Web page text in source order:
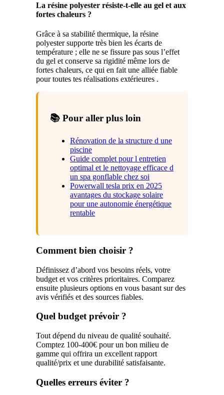
La résine polyester résiste-t-elle au gel et aux
fortes chaleurs ?
Grâce à sa stabilité thermique, la résine
polyester supporte très bien les écarts de
température ; elle ne se fissure pas sous l’effet
du gel et conserve sa rigidité même lors de
fortes chaleurs, ce qui en fait une alliée fiable
pour toutes tes réalisations extérieures .
📚 Pour aller plus loin
Rénovation de la structure d une
piscine
Guide complet pour l entretien
optimal et le nettoyage efficace d
un spa gonflable chez soi
Powerwall tesla prix en 2025
avantages du stockage solaire
pour une autonomie énergétique
rentable
Comment bien choisir ?
Définissez d’abord vos besoins réels, votre
budget et vos critères prioritaires. Comparez
ensuite plusieurs options en vous basant sur des
avis vérifiés et des sources fiables.
Quel budget prévoir ?
Tout dépend du niveau de qualité souhaité.
Comptez 100-400€ pour un bon milieu de
gamme qui offrira un excellent rapport
qualité/prix et une durabilité satisfaisante.
Quelles erreurs éviter ?